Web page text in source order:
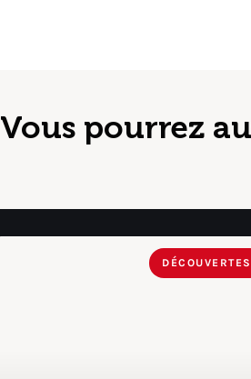
Vous pourrez
DÉCOUVERTES